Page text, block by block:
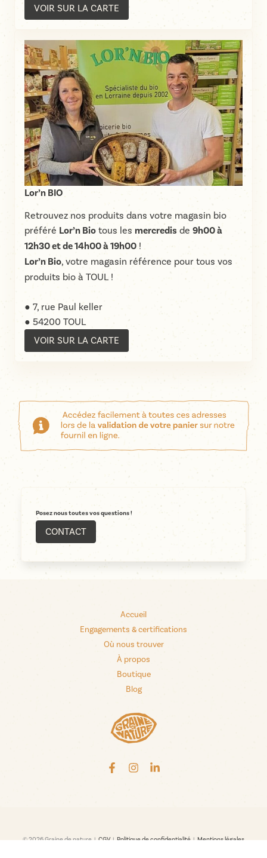
VOIR SUR LA CARTE
Lor’n BIO
Retrouvez nos produits dans votre magasin bio
préféré Lor’n Bio tous les mercredis de 9h00 à
12h30 et de 14h00 à 19h00 !
Lor’n Bio, votre magasin référence pour tous vos
produits bio à TOUL !
● 7, rue Paul keller
● 54200 TOUL
VOIR SUR LA CARTE
Posez nous toutes vos questions !
CONTACT
Accueil
Engagements & certifications
Où nous trouver
À propos
Boutique
Blog
© 2026 Graine de nature | CGV| Politique de confidentialité | Mentions légales